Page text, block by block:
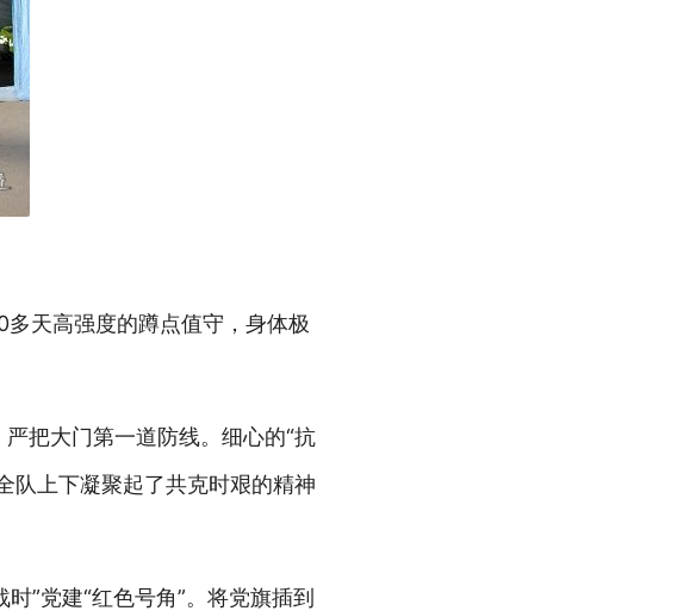
天高强度的蹲点值守，身体极
把大门第一道防线。细心的“抗
队上下凝聚起了共克时艰的精神
”党建“红色号角”。将党旗插到